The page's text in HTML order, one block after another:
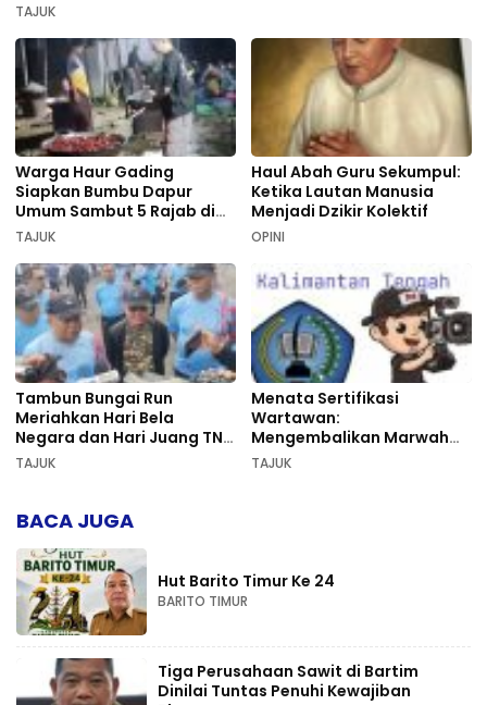
TAJUK
Warga Haur Gading
Siapkan Bumbu Dapur
Umum Sambut 5 Rajab di
Sekumpul
TAJUK
Haul Abah Guru Sekumpul:
Ketika Lautan Manusia
Menjadi Dzikir Kolektif
OPINI
Tambun Bungai Run
Meriahkan Hari Bela
Negara dan Hari Juang TNI
AD di Palangka Raya
TAJUK
Menata Sertifikasi
Wartawan:
Mengembalikan Marwah
Pers dan Keadilan
TAJUK
BACA JUGA
Hut Barito Timur Ke 24
BARITO TIMUR
Tiga Perusahaan Sawit di Bartim
Dinilai Tuntas Penuhi Kewajiban